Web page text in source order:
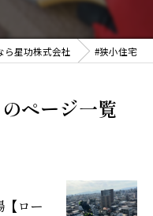
ら星功株式会社 #狭小住宅
ページ一覧
【ロー